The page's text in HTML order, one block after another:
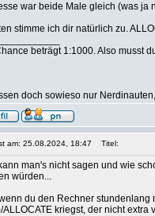
war beide Male gleich (was
stimme ich dir natürlich zu.
beträgt 1:1000. Also musst
doch sowieso nur
am: 25.08.2024, 18:47 Titel:
man's nicht sagen und wie
würden...
du den Rechner
ALLOCATE kriegst, der nicht